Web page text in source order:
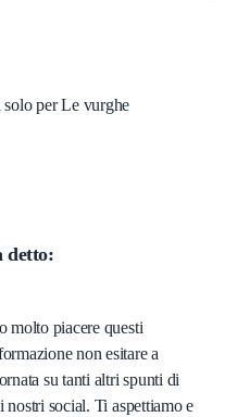
per Le vurghe
detto:
molto piacere questi
non esitare a
su tanti altri spunti di
social. Ti aspettiamo e